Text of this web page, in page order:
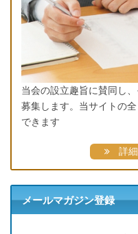
当会の設立趣旨に賛同し
募集します。当サイトの
できます
詳
メールマガジン登録